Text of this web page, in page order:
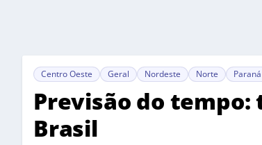
Centro Oeste Geral Nordeste Norte Paraná
Previsão do tempo:
Brasil